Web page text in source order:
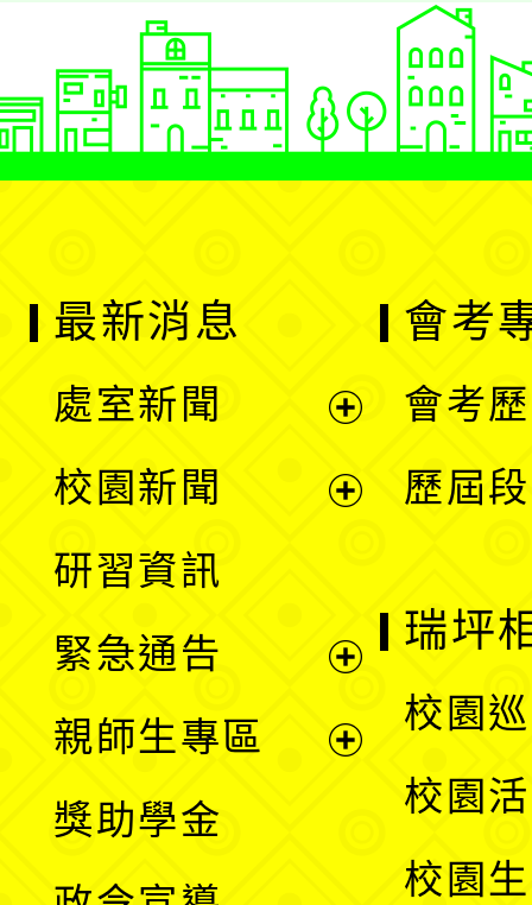
最新消息
處室新聞
單
校園新聞
選
單
研習資訊
緊急通告
親師生專區
獎助學金
會考
會考
歷屆
瑞坪
校園
校園
校園